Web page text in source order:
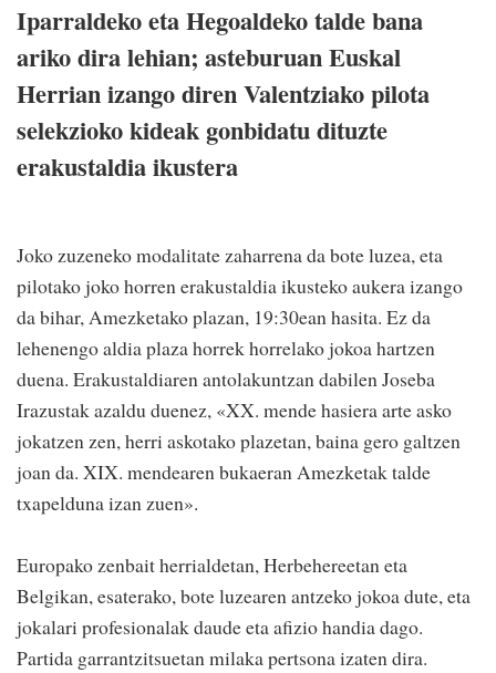
Iparraldeko eta Hegoaldeko talde bana
ariko dira lehian; asteburuan Euskal
Herrian izango diren Valentziako pilota
selekzioko kideak gonbidatu dituzte
erakustaldia ikustera
Joko zuzeneko modalitate zaharrena da bote luzea, eta
pilotako joko horren erakustaldia ikusteko aukera izango
da bihar, Amezketako plazan, 19:30ean hasita. Ez da
lehenengo aldia plaza horrek horrelako jokoa hartzen
duena. Erakustaldiaren antolakuntzan dabilen Joseba
Irazustak azaldu duenez, «XX. mende hasiera arte asko
jokatzen zen, herri askotako plazetan, baina gero galtzen
joan da. XIX. mendearen bukaeran Amezketak talde
txapelduna izan zuen».
Europako zenbait herrialdetan, Herbehereetan eta
Belgikan, esaterako, bote luzearen antzeko jokoa dute, eta
jokalari profesionalak daude eta afizio handia dago.
Partida garrantzitsuetan milaka pertsona izaten dira.